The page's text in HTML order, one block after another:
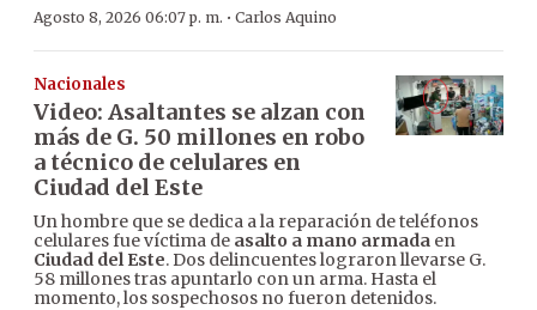
Agosto 8, 2026 06:07 p. m. · Carlos Aquino
Nacionales
Video: Asaltantes se alzan con
más de G. 50 millones en robo
a técnico de celulares en
Ciudad del Este
Un hombre que se dedica a la reparación de teléfonos
celulares fue víctima de asalto a mano armada en
Ciudad del Este. Dos delincuentes lograron llevarse G.
58 millones tras apuntarlo con un arma. Hasta el
momento, los sospechosos no fueron detenidos.